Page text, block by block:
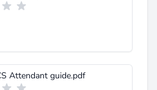
Attendant guide.pdf